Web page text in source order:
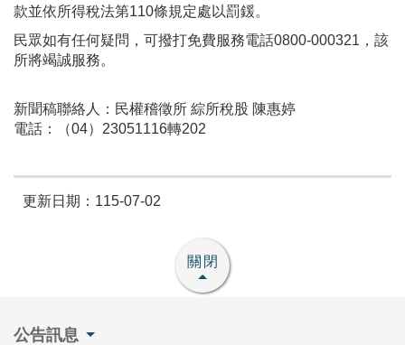
款並依所得稅法第110條規定處以罰鍰。
民眾如有任何疑問，可撥打免費服務電話0800-000321，該
所將竭誠服務。
新聞稿聯絡人：民權稽徵所 綜所稅股 陳惠婷
電話：（04）23051116轉202
更新日期：115-07-02
關閉
公告訊息